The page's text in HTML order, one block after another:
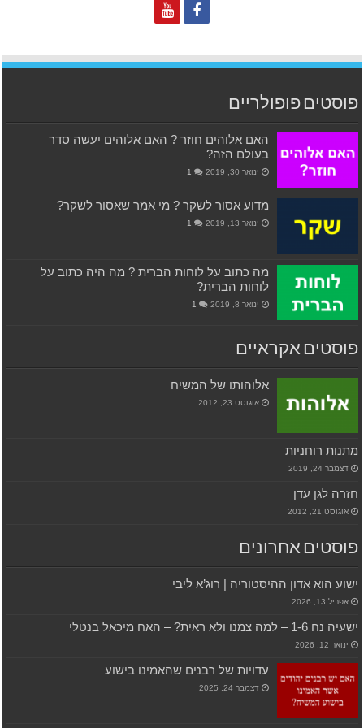
פוסטים פופולריים
האם אלוהים חוזר ? האם אלוהים יעשה סדר
בעולם הזה?
ינואר 30, 2019 1
מדוע אסור לשקר ? מי אמר שאסור לשקר?
ינואר 13, 2019 1
מה כתוב על לוחות הברית ? מה היה כתוב על
לוחות הברית?
ינואר 8, 2019 1
פוסטים אקראיים
אלוהותו של המשיח
אוגוסט 23, 2012
מתנות רוחניות
דצמבר 24, 2019
חזרה לגן עדן
אוגוסט 21, 2012
פוסטים אחרונים
ישוע הוא אדון ההיסטוריה | רוג’א ליבי
אפריל 13, 2026
ישעיה נח 1-6 – למה צמנו ולא ראית? – האח מיכאל בנטלי
ינואר 12, 2026
עדויות של רבנים שהאמינו בישוע
דצמבר 24, 2025